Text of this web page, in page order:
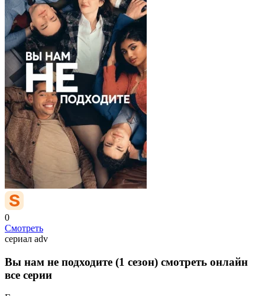
0
Смотреть
сериал adv
Вы нам не подходите (1 сезон) смотреть онлайн
все серии